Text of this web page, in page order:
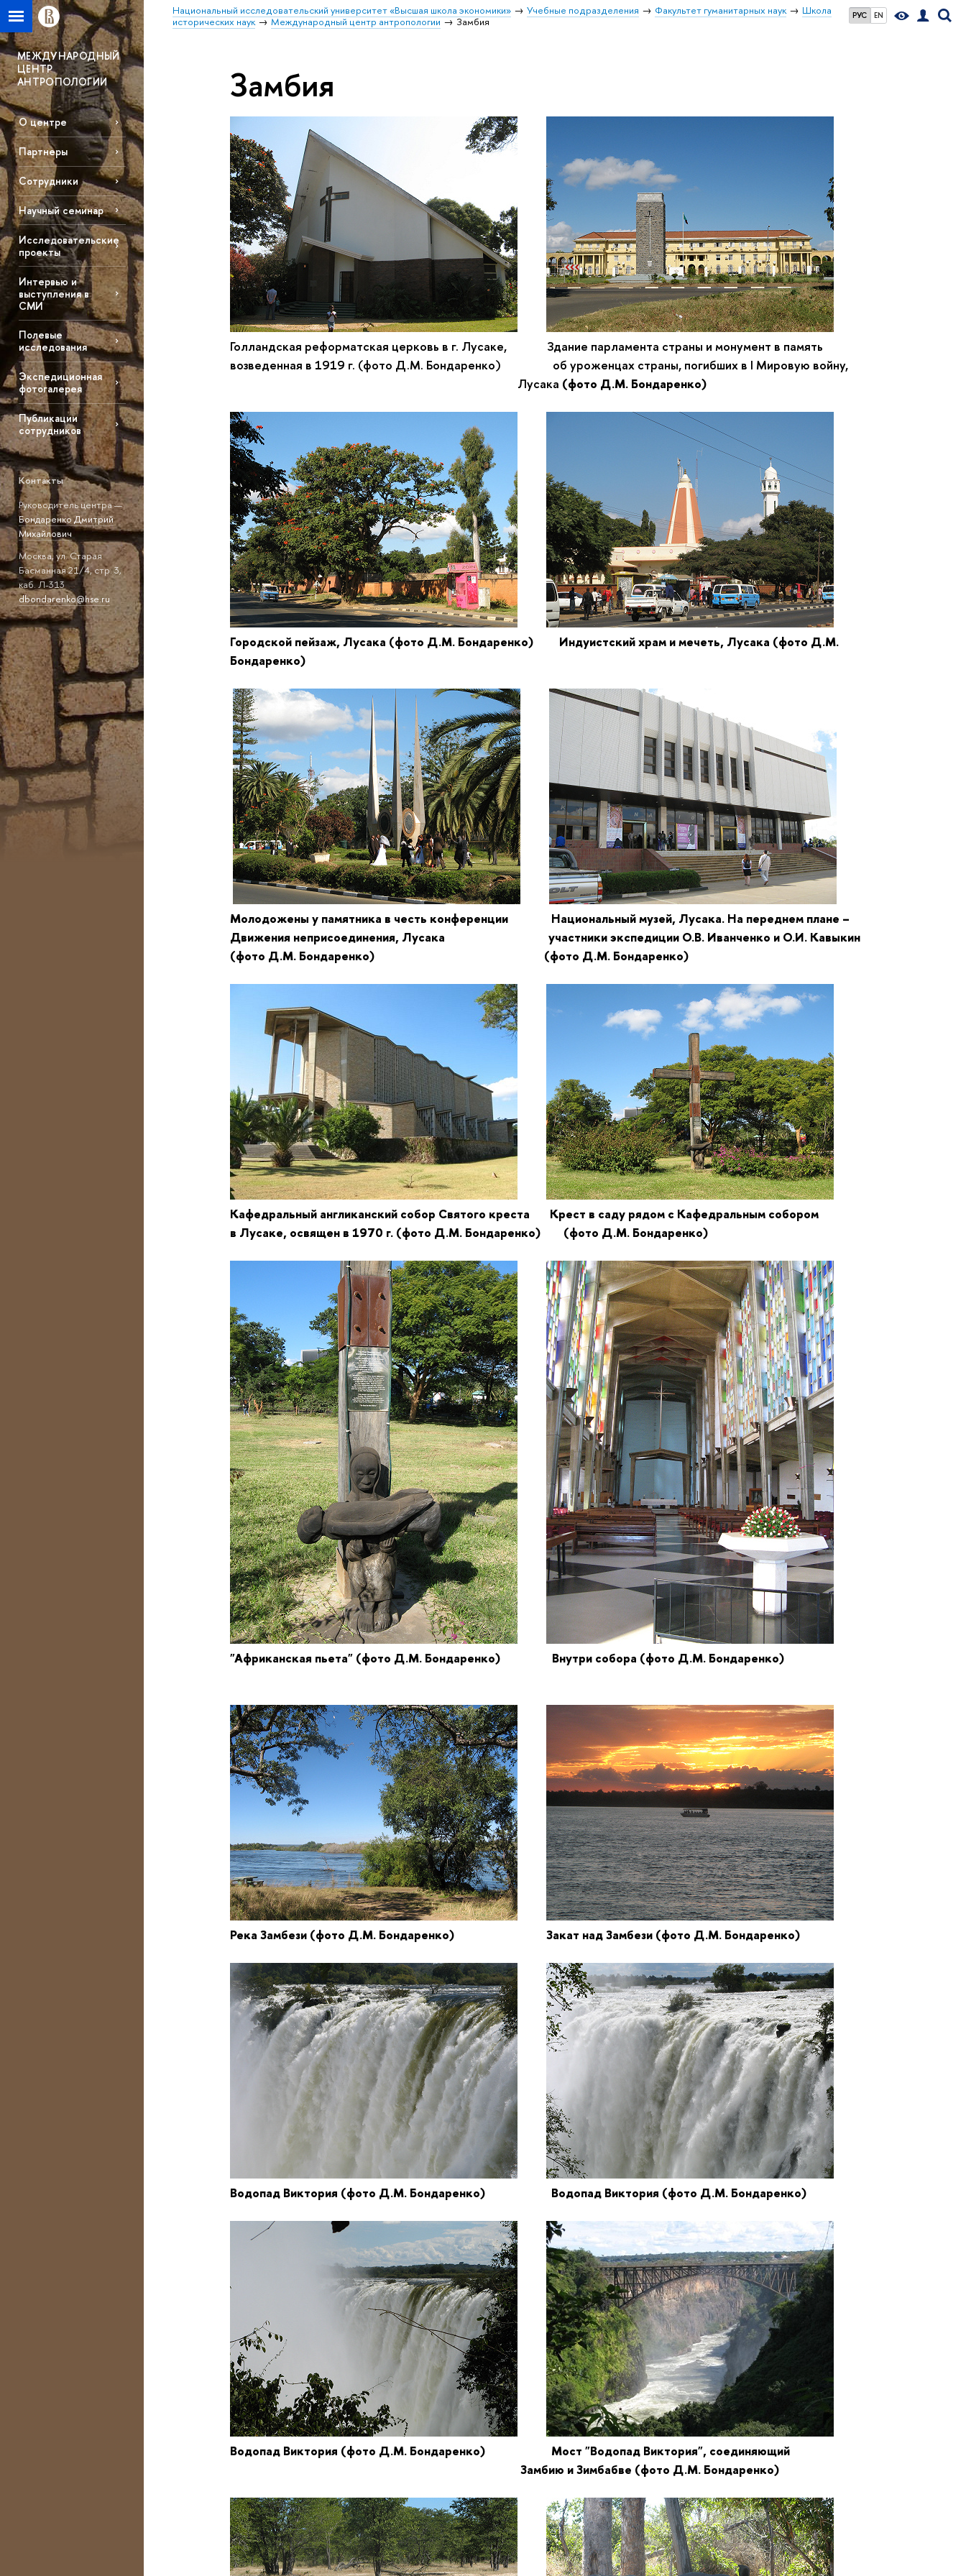
РУС EN
Национальный исследовательский университет «Высшая школа экономики» Учебные подразделения Факультет гуманитарных наук
Школа
исторических наук
Международный центр антропологии Замбия
МЕЖДУНАРОДНЫЙ
ЦЕНТР
АНТРОПОЛОГИИ
О центре
Партнеры
Сотрудники
Научный семинар
Исследовательские
проекты
Интервью и
выступления в
СМИ
Полевые
исследования
Экспедиционная
фотогалерея
Публикации
сотрудников
Контакты
Руководитель центра —
Бондаренко Дмитрий
Михайлович
Москва, ул. Старая
Басманная 21/4, стр. 3,
каб. Л-313
dbondarenko@hse.ru
Замбия
Голландская реформатская церковь в г. Лусаке, Здание парламента страны и монумент в память
возведенная в 1919 г. (фото Д.М. Бондаренко) об уроженцах страны, погибших в I Мировую войну,
Лусака (фото Д.М. Бондаренко)
Городской пейзаж, Лусака (фото Д.М. Бондаренко) Индуистский храм и мечеть, Лусака (фото Д.М.
Бондаренко)
Молодожены у памятника в честь конференции Национальный музей, Лусака. На переднем плане –
Движения неприсоединения, Лусака участники экспедиции О.В. Иванченко и О.И. Кавыкин
(фото Д.М. Бондаренко) (фото Д.М. Бондаренко)
Кафедральный англиканский собор Святого креста Крест в саду рядом с Кафедральным собором
в Лусаке, освящен в 1970 г. (фото Д.М. Бондаренко) (фото Д.М. Бондаренко)
"Африканская пьета" (фото Д.М. Бондаренко) Внутри собора (фото Д.М. Бондаренко)
Река Замбези (фото Д.М. Бондаренко) Закат над Замбези (фото Д.М. Бондаренко)
Водопад Виктория (фото Д.М. Бондаренко) Водопад Виктория (фото Д.М. Бондаренко)
Водопад Виктория (фото Д.М. Бондаренко) Мост "Водопад Виктория", соединяющий
Замбию и Зимбабве (фото Д.М. Бондаренко)